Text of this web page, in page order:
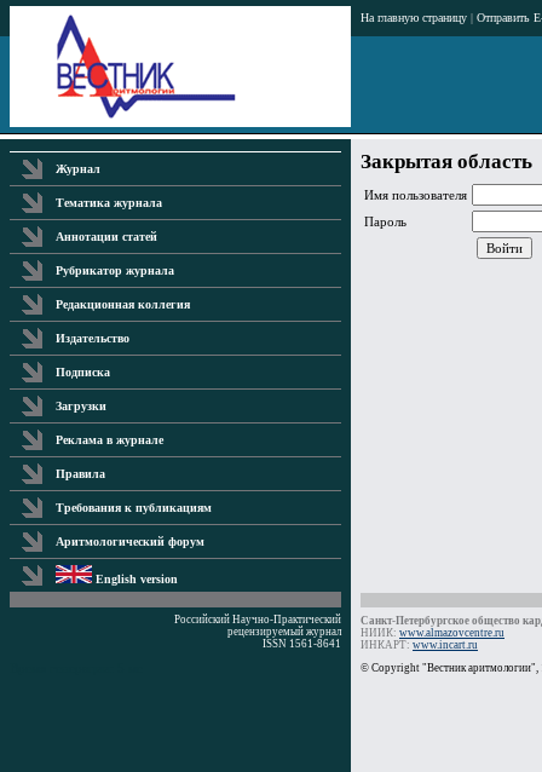
На главную страницу | Отправить
Журнал
Тематика журнала
Аннотации статей
Рубрикатор журнала
Редакционная коллегия
Издательство
Подписка
Загрузки
Реклама в журнале
Правила
Требования к публикациям
Аритмологический форум
English version
Закрытая область
Имя пользователя
Пароль
Российский Научно-Практический
рецензируемый журнал
ISSN 1561-8641
Санкт-Петербургское общество
НИИК: www.almazovcentre.ru
ИНКАРТ: www.incart.ru
© Copyright "Вестник аритмологии",